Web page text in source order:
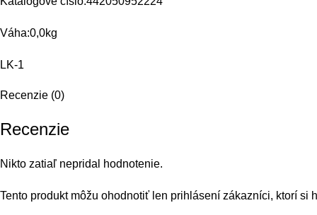
Váha:0,0kg
LK-1
Recenzie (0)
Recenzie
Nikto zatiaľ nepridal hodnotenie.
Tento produkt môžu ohodnotiť len prihlásení zákazníci, ktorí si